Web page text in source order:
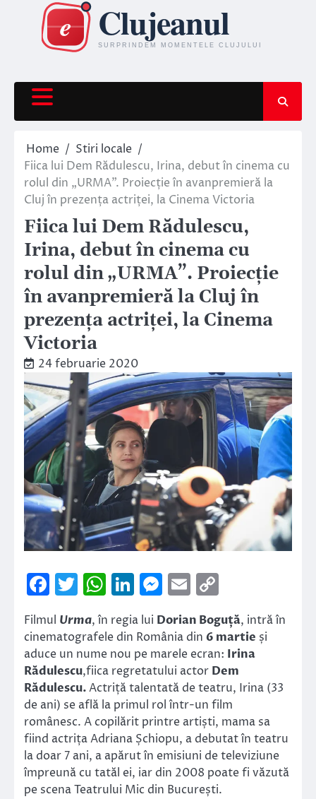
content
Home
Stiri locale
Fiica lui Dem Rădulescu, Irina, debut în cinema cu
rolul din „URMA”. Proiecție în avanpremieră la
Cluj în prezența actriței, la Cinema Victoria
Fiica lui Dem Rădulescu,
Irina, debut în cinema cu
rolul din „URMA”. Proiecție
în avanpremieră la Cluj în
prezența actriței, la Cinema
Victoria
24 februarie 2020
Facebook
Twitter
WhatsApp
LinkedIn
Messenger
Email
Link
Filmul Urma, în regia lui Dorian Boguță, intră în
cinematografele din România din 6 martie și
aduce un nume nou pe marele ecran: Irina
Rădulescu,fiica regretatului actor Dem
Rădulescu.Actriță talentată de teatru, Irina (33
de ani) se află la primul rol într-un film
românesc. A copilărit printre artiști, mama sa
fiind actrița Adriana Șchiopu, a debutat în teatru
la doar 7 ani, a apărut în emisiuni de televiziune
împreună cu tatăl ei, iar din 2008 poate fi văzută
pe scena Teatrului Mic din București.